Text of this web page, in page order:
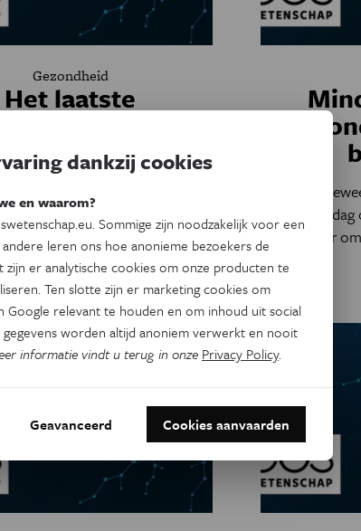
Gezondheid
Het laatste
bereiken langzamerhand de
enkele decennia kunnen we
hoger en sterker – toch
niet op eigen kracht.
Door Kim Verhaeghe
Wie het
sport per
over
dankzij cookies
en waarom?
Sommige zijn noodzakelijk voor een
leren ons hoe anonieme bezoekers de
zijn er analytische cookies om onze producten te
Ten slotte zijn er marketing cookies om
Google relevant te houden en om inhoud uit social
worden altijd anoniem verwerkt en nooit
informatie vindt u terug in onze Privacy Policy.
Geavanceerd Cookies aanvaarden